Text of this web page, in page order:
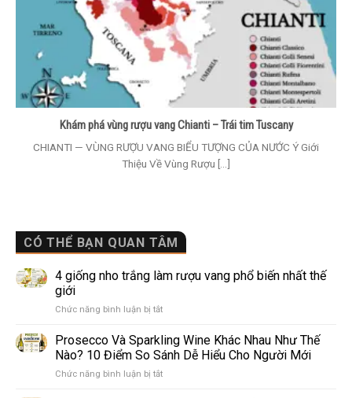
CÓ THỂ BẠN QUAN TÂM
4 giống nho trắng làm rượu vang phổ biến nhất thế
giới
Chức năng bình luận bị tắtở
giống
nho
trắng
làm
Prosecco Và Sparkling Wine Khác Nhau Như Thế
Nào? 10 Điểm So Sánh Dễ Hiểu Cho Người Mới
Chức năng bình luận bị tắtở
Khám phá vùng rượu vang Chianti – Trái tim Tuscany
CHIANTI — VÙNG RƯỢU VANG BIỂU TƯỢNG CỦA NƯỚC Ý Giới
Thiệu Về Vùng Rượu [...]